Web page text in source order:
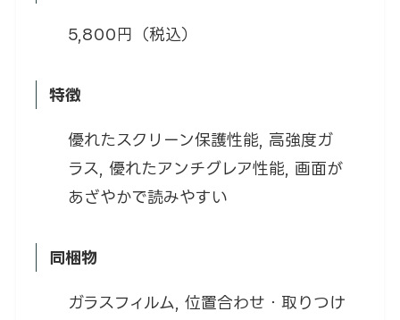
5,800円（税込）
特徴
優れたスクリーン保護性能, 高強度ガ
ラス, 優れたアンチグレア性能, 画面が
あざやかで読みやすい
同梱物
ガラスフィルム, 位置合わせ・取りつけ